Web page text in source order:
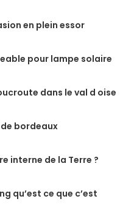
en plein essor
pour lampe solaire
dans le val d oise
bordeaux
interne de la Terre ?
qu’est ce que c’est